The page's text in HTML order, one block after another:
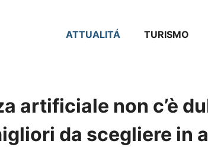
ATTUALITÁ TURISMO
artificiale non c’è
da scegliere in